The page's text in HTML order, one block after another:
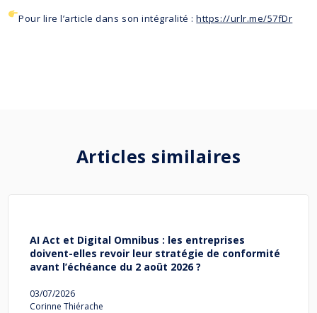
Pour lire l’article dans son intégralité :https://urlr.me/57fDr
Articles similaires
AI Act et Digital Omnibus : les entreprises
doivent-elles revoir leur stratégie de conformité
avant l’échéance du 2 août 2026 ?
03/07/2026
Corinne Thiérache